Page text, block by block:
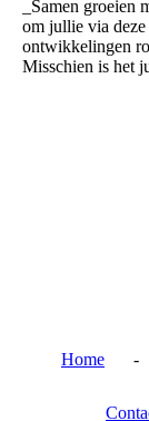
_Samen
om jullie via
ontwikkelingen
Misschien is het
Home